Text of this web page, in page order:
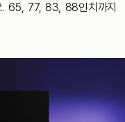
. 65, 77, 83, 88인치까지